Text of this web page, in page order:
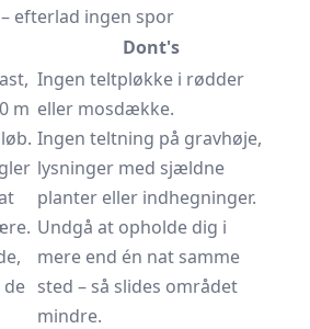
efterlad ingen spor
Dont's
m
de
Ingen teltpløkke i rødder
eller mosdække.
Ingen teltning på gravhøje,
lysninger med sjældne
planter eller indhegninger.
Undgå at opholde dig i
mere end én nat samme
sted – så slides området
mindre.